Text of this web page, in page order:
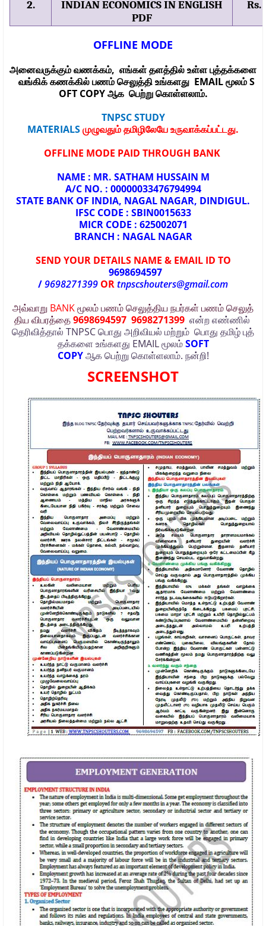
2.
INDIAN ECONOMICS IN ENGLISH
PDF
Rs.
OFFLINE MODE
அனைவருக்கும்வணக்கம், எங்கள்தளத்தில்உள்ளபுத்தக்களை
வங்கிக்கணக்கில்பணம்செலுத்திஉங்களது EMAILமூலம்S
OFT COPY ஆக பெற்று கொள்ளலாம்.
TNPSC STUDY
MATERIALSமுழுவதும்தமிழிலேயேஉருவாக்கப்பட்டது.
OFFLINE MODE PAID THROUGH BANK
NAME : MR. SATHAM HUSSAIN M
A/C NO. : 00000033476794994
STATE BANK OF INDIA, NAGAL NAGAR, DINDIGUL.
IFSC CODE : SBIN0015633
MICR CODE : 625002071
BRANCH : NAGAL NAGAR
SEND YOUR DETAILS NAME & EMAIL ID TO
9698694597
/9698271399 ORtnpscshouters@gmail.com
அவ்வாறு BANKமூலம்பணம்செலுத்திய நபர்கள் பணம்செலுத்
திய விபரத்தை 9698694597 9698271399 என்ற எண்ணில்
தெரிவித்தால் TNPSCபொது அறிவியல் மற்றும் பொது தமிழ்புத்
தக்களை உங்களது EMAIL மூலம் SOFT
COPY ஆக பெற்று கொள்ளலாம். நன்றி!
SCREENSHOT